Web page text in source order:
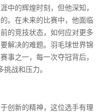
中的辉煌时刻，但他深知，
。在未来的比赛中，他面临
的竞技状态，如何应对更多
解决的难题。羽毛球世界锦
事之一，每一次夺冠背后，
战和压力。
创新的精神，这位选手有理